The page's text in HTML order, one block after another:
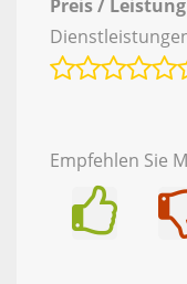
Preis / Leistung
Empfehlen Sie